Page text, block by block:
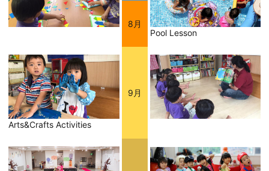
Pool Lesson
8月
Arts&Crafts Activities
9月